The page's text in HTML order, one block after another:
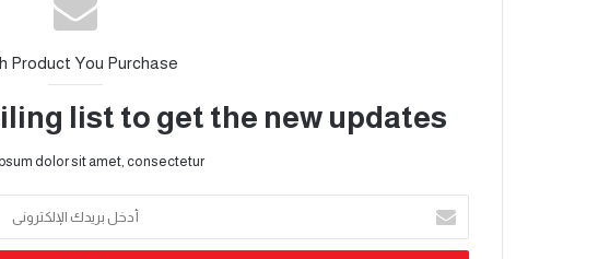
Product You Purchase
list to get the new updates!
dolor sit amet, consectetur.